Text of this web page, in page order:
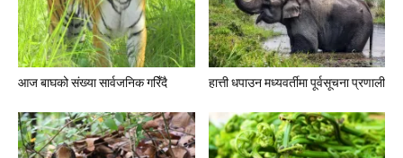
आज बाघको संख्या सार्वजनिक गरिँदै हात्ती धपाउन मध्यवर्तीमा पूर्वसूचना प्रणाली